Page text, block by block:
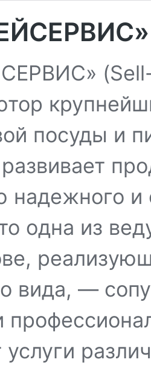
посуды и
надежного и
одна из
вида, —
услуги